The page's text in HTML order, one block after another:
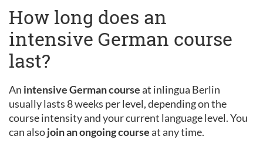
How long does an
intensive German course
last?
An intensive German courseat inlingua Berlin
usually lasts 8 weeks per level, depending on the
course intensity and your current language level. You
can alsojoin an ongoing courseat any time.